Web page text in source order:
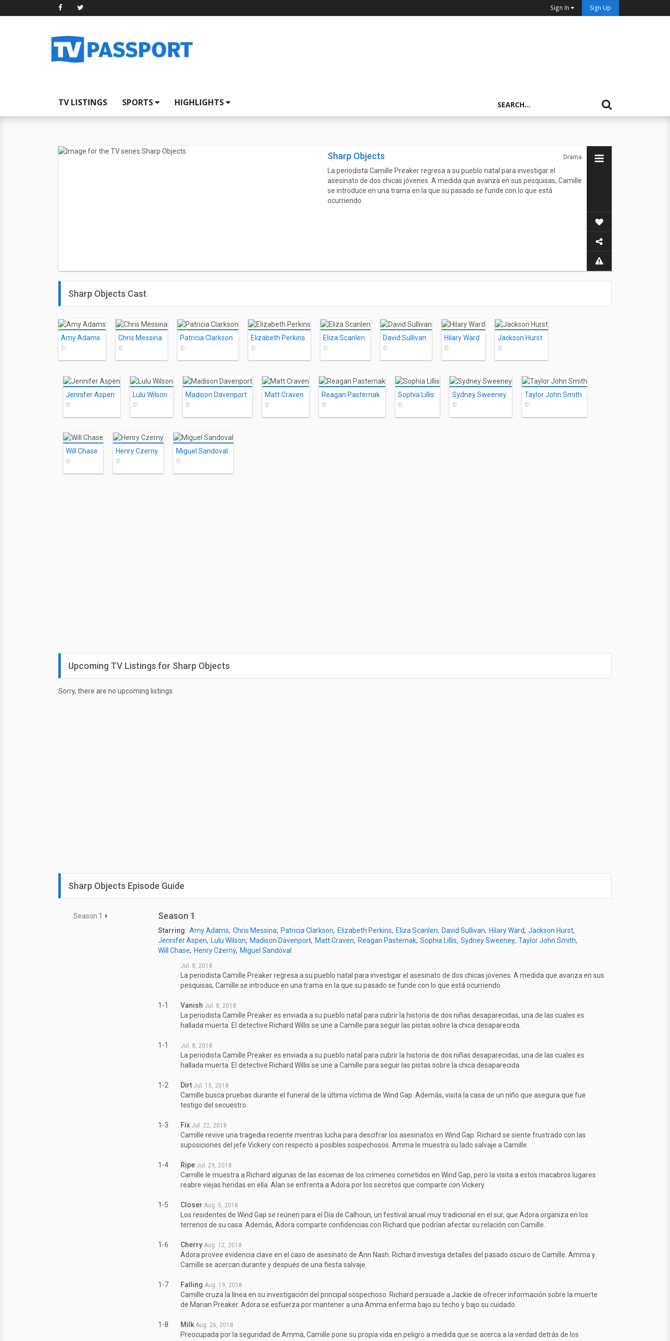
Sign In Sign Up
TV LISTINGS SPORTS HIGHLIGHTS
Sharp Objects Drama
La periodista Camille Preaker regresa a su pueblo natal para investigar el
asesinato de dos chicas jóvenes. A medida que avanza en sus pesquisas, Camille
se introduce en una trama en la que su pasado se funde con lo que está
ocurriendo.
Sharp Objects Cast
Amy Adams
©
Chris Messina
©
Patricia Clarkson
©
Elizabeth Perkins
©
Eliza Scanlen
©
David Sullivan
©
Hilary Ward
©
Jackson Hurst
©
Jennifer Aspen
©
Lulu Wilson
©
Madison Davenport
©
Matt Craven
©
Reagan Pasternak
©
Sophia Lillis
©
Sydney Sweeney
©
Taylor John Smith
©
Will Chase
©
Henry Czerny
©
Miguel Sandoval
©
Upcoming TV Listings for Sharp Objects
Sorry, there are no upcoming listings.
Sharp Objects Episode Guide
Season 1 Season 1
Starring: Amy Adams Chris Messina Patricia Clarkson Elizabeth Perkins Eliza Scanlen David Sullivan Hilary Ward
Jackson Hurst
Jennifer Aspen
Lulu Wilson Madison Davenport Matt Craven Reagan Pasternak Sophia Lillis Sydney Sweeney Taylor John Smith
Will Chase
Henry Czerny Miguel Sandoval
Jul. 8, 2018
La periodista Camille Preaker regresa a su pueblo natal para investigar el asesinato de dos chicas jóvenes. A medida que avanza en sus
pesquisas, Camille se introduce en una trama en la que su pasado se funde con lo que está ocurriendo.
1-1 Vanish Jul. 8, 2018
La periodista Camille Preaker es enviada a su pueblo natal para cubrir la historia de dos niñas desaparecidas, una de las cuales es
hallada muerta. El detective Richard Willis se une a Camille para seguir las pistas sobre la chica desaparecida.
1-1 Jul. 8, 2018
La periodista Camille Preaker es enviada a su pueblo natal para cubrir la historia de dos niñas desaparecidas, una de las cuales es
hallada muerta. El detective Richard Willis se une a Camille para seguir las pistas sobre la chica desaparecida.
1-2 Dirt Jul. 15, 2018
Camille busca pruebas durante el funeral de la última víctima de Wind Gap. Además, visita la casa de un niño que asegura que fue
testigo del secuestro.
1-3 Fix Jul. 22, 2018
Camille revive una tragedia reciente mientras lucha para descifrar los asesinatos en Wind Gap. Richard se siente frustrado con las
suposiciones del jefe Vickery con respecto a posibles sospechosos. Amma le muestra su lado salvaje a Camille.
1-4 Ripe Jul. 29, 2018
Camille le muestra a Richard algunas de las escenas de los crímenes cometidos en Wind Gap, pero la visita a estos macabros lugares
reabre viejas heridas en ella. Alan se enfrenta a Adora por los secretos que comparte con Vickery.
1-5 Closer Aug. 5, 2018
Los residentes de Wind Gap se reúnen para el Día de Calhoun, un festival anual muy tradicional en el sur, que Adora organiza en los
terrenos de su casa. Además, Adora comparte confidencias con Richard que podrían afectar su relación con Camille.
1-6 Cherry Aug. 12, 2018
Adora provee evidencia clave en el caso de asesinato de Ann Nash. Richard investiga detalles del pasado oscuro de Camille. Amma y
Camille se acercan durante y después de una fiesta salvaje.
1-7 Falling Aug. 19, 2018
Camille cruza la línea en su investigación del principal sospechoso. Richard persuade a Jackie de ofrecer información sobre la muerte
de Marian Preaker. Adora se esfuerza por mantener a una Amma enferma bajo su techo y bajo su cuidado.
1-8 Milk Aug. 26, 2018
Preocupada por la seguridad de Amma, Camille pone su propia vida en peligro a medida que se acerca a la verdad detrás de los